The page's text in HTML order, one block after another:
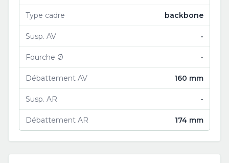
Type cadre backbone
Susp. AV -
Fourche Ø -
Débattement AV 160 mm
Susp. AR -
Débattement AR 174 mm